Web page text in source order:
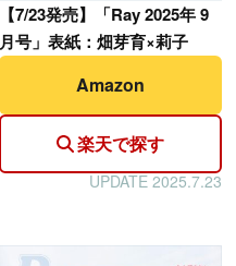
【7/23発売】「Ray 2025年 9
月号」表紙：畑芽育×莉子
Amazon
楽天で探す
UPDATE 2025.7.23